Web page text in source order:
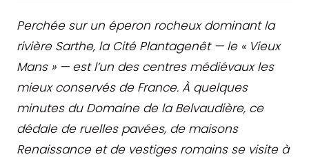
Perchée sur un éperon rocheux dominant la
rivière Sarthe, la Cité Plantagenêt — le « Vieux
Mans » — est l’un des centres médiévaux les
mieux conservés de France. À quelques
minutes du Domaine de la Belvaudière, ce
dédale de ruelles pavées, de maisons
Renaissance et de vestiges romains se visite à